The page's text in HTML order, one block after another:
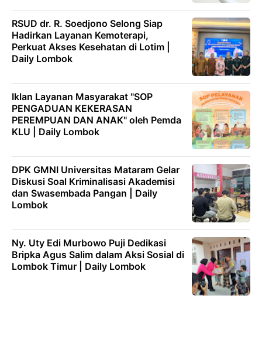
RSUD dr. R. Soedjono Selong Siap
Hadirkan Layanan Kemoterapi,
Perkuat Akses Kesehatan di Lotim |
Daily Lombok
Iklan Layanan Masyarakat "SOP
PENGADUAN KEKERASAN
PEREMPUAN DAN ANAK" oleh Pemda
KLU | Daily Lombok
DPK GMNI Universitas Mataram Gelar
Diskusi Soal Kriminalisasi Akademisi
dan Swasembada Pangan | Daily
Lombok
Ny. Uty Edi Murbowo Puji Dedikasi
Bripka Agus Salim dalam Aksi Sosial di
Lombok Timur | Daily Lombok